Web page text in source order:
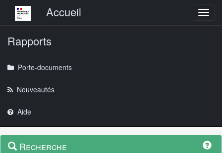
Menu principalAccueil
Rapports
Porte-documents
Nouveautés
Aide
Navigation
Menu
contextuel
Recherche